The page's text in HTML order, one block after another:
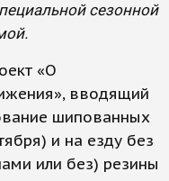
сезонной
«О
вводящий
шипованных
и на езду без
или без) резины